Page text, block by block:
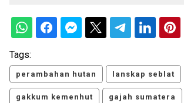
Tags:
perambahan hutan lanskap seblat
gakkum kemenhut gajah sumatera